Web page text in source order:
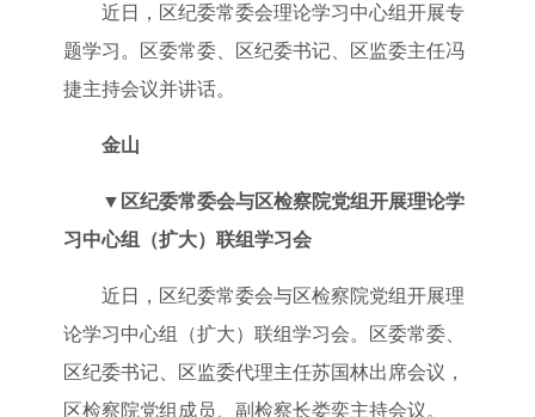
近日，区纪委常委会理论学习中心组开展专
题学习。区委常委、区纪委书记、区监委主任冯
捷主持会议并讲话。
金山
▼ 区纪委常委会与区检察院党组开展理论学
习中心组（扩大）联组学习会
近日，区纪委常委会与区检察院党组开展理
论学习中心组（扩大）联组学习会。区委常委、
区纪委书记、区监委代理主任苏国林出席会议，
区检察院党组成员、副检察长娄奕主持会议。